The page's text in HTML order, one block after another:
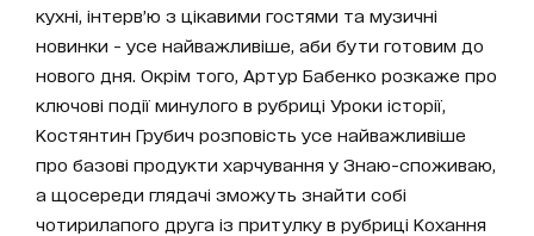
кухні, інтерв’ю з цікавими гостями та музичні
новинки - усе найважливіше, аби бути готовим до
нового дня. Окрім того, Артур Бабенко розкаже про
ключові події минулого в рубриці Уроки історії,
Костянтин Грубич розповість усе найважливіше
про базові продукти харчування у Знаю-споживаю,
а щосереди глядачі зможуть знайти собі
чотирилапого друга із притулку в рубриці Кохання